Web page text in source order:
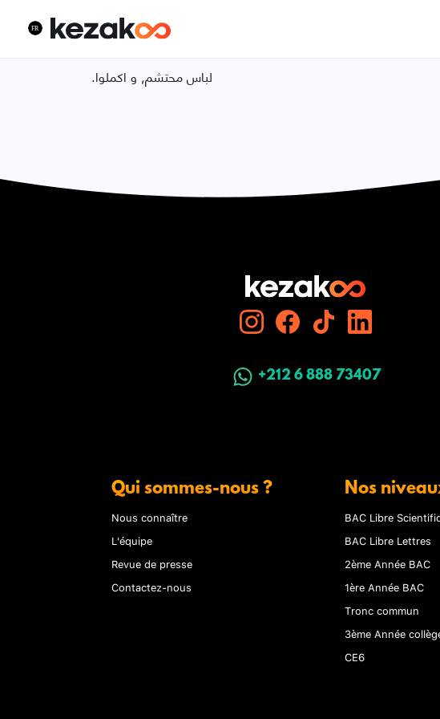
.لباس محتشم, و اكملوا
+212 6 888 73407
Qui sommes-nous ?
Nous connaître
L'équipe
Revue de presse
Contactez-nous
Nos
BAC Libre
BAC Libre Lettres
2ème Année BAC
1ère Année BAC
Tronc commun
3ème Année
CE6